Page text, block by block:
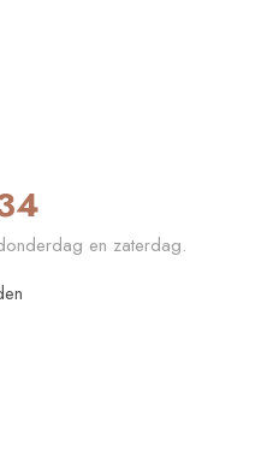
en zaterdag.